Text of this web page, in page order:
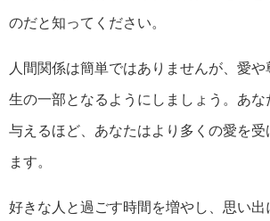
のだと知ってください。
人間関係は簡単ではありませんが、愛や
生の一部となるようにしましょう。あ
与えるほど、あなたはより多くの愛を受
ます。
好きな人と過ごす時間を増やし、思い出